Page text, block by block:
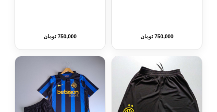
750,000 تومان 750,000 تومان